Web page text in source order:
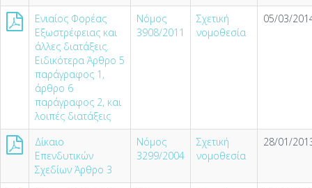
Ενιαίος Φορέας
Εξωστρέφειας και
άλλες διατάξεις.
Ειδικότερα Άρθρο 5
παράγραφος 1,
άρθρο 6
παράγραφος 2, και
λοιπές διατάξεις
Νόμος
3908/2011
Σχετική
νομοθεσία
05/03/
Δίκαιο
Επενδυτικών
Σχεδίων Άρθρο 3
Νόμος
3299/2004
Σχετική
νομοθεσία
28/01/